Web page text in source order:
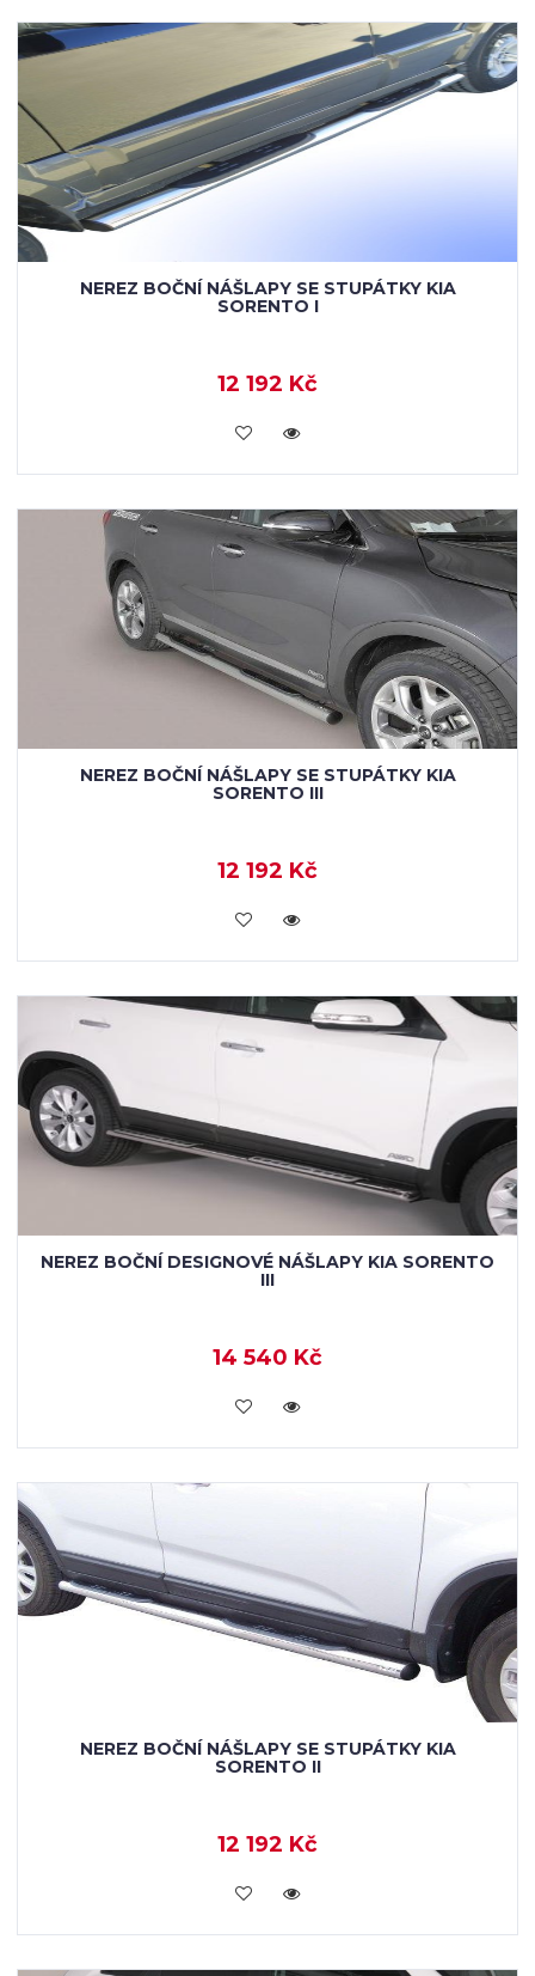
NEREZ BOČNÍ NÁŠLAPY SE STUPÁTKY KIA
SORENTO I
12 192 Kč
KOUPIT
NEREZ BOČNÍ NÁŠLAPY SE STUPÁTKY KIA
SORENTO III
12 192 Kč
KOUPIT
NEREZ BOČNÍ DESIGNOVÉ NÁŠLAPY KIA SORENTO
III
14 540 Kč
KOUPIT
NEREZ BOČNÍ NÁŠLAPY SE STUPÁTKY KIA
SORENTO II
12 192 Kč
KOUPIT